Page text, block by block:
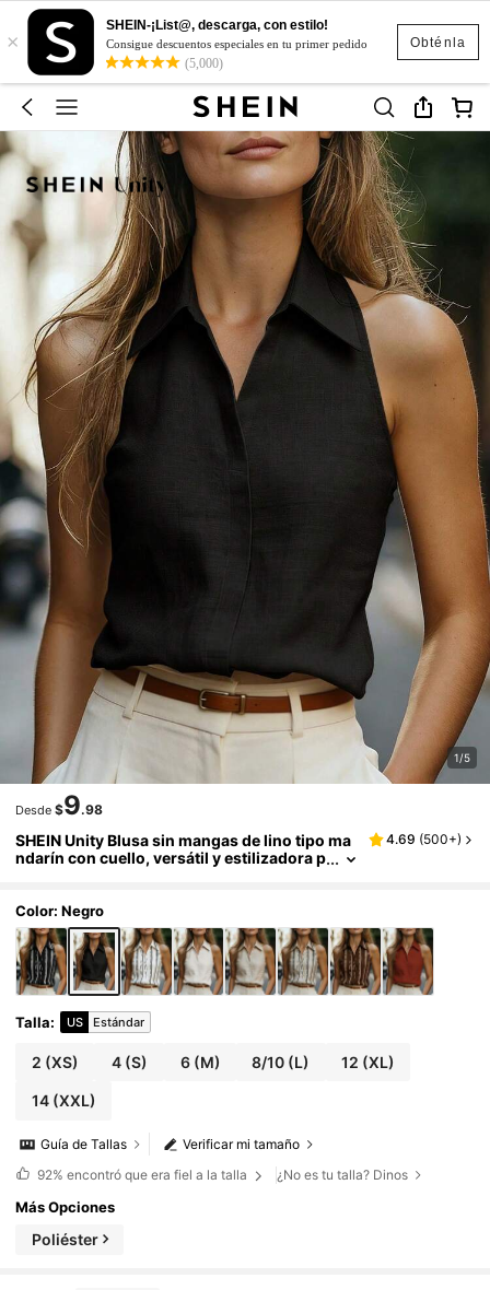
Obténla
×
SHEIN-¡List@, descarga, con estilo!
Consigue descuentos especiales en tu primer pedido
(5,000)
1/5
Desde $9.98
SHEIN Unity Blusa sin mangas de lino tipo ma
ndarín con cuello, versátil y estilizadora p
4.69 (500+)
Color: Negro
Talla: US Estándar
2 (XS) 4(S) 6(M) 8/10 (L) 12 (XL)
14(XXL)
Verificar mi tamaño
Guía de Tallas
92% encontró que era fiel a la talla ¿No es tu talla? Dinos
Más Opciones
Poliéster